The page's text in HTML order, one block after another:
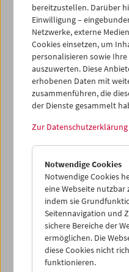
bereitzustellen. Darüber
Einwilligung –
Netzwerke, externe
Cookies einsetzen, um
personalisieren sowie
auszuwerten. Diese
erhobenen Daten mit
zusammenführen, die
der Dienste gesammelt
Zur Datenschutzerklärung
Notwendige Cookies
Notwendige Cookies
eine Webseite nutzbar
indem sie
Seitennavigation und
sichere Bereiche der
ermöglichen. Die
diese Cookies nicht
funktionieren.